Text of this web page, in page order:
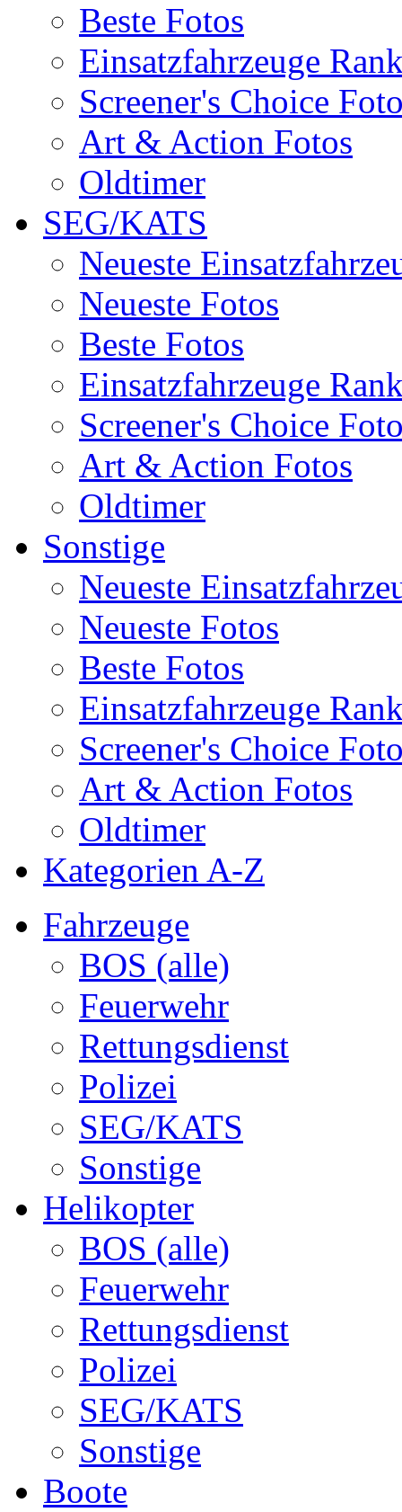
Beste Fotos
Einsatzfahrzeuge
Screener's Choice
Art & Action Fotos
Oldtimer
SEG/KATS
Neueste
Neueste Fotos
Beste Fotos
Einsatzfahrzeuge
Screener's Choice
Art & Action Fotos
Oldtimer
Sonstige
Neueste
Neueste Fotos
Beste Fotos
Einsatzfahrzeuge
Screener's Choice
Art & Action Fotos
Oldtimer
Kategorien A-Z
Fahrzeuge
BOS (alle)
Feuerwehr
Rettungsdienst
Polizei
SEG/KATS
Sonstige
Helikopter
BOS (alle)
Feuerwehr
Rettungsdienst
Polizei
SEG/KATS
Sonstige
Boote